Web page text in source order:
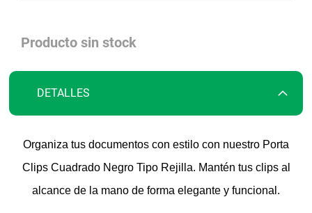
imágenes
Producto sin stock
DETALLES
Organiza tus documentos con estilo con nuestro Porta
Clips Cuadrado Negro Tipo Rejilla. Mantén tus clips al
alcance de la mano de forma elegante y funcional.